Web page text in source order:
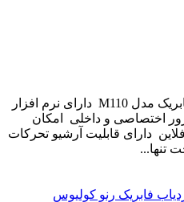
خرید ردیاب خودرو ریرا ردیاب فابریک مدل M110 دارای نرم افزار
اختصاصی و داخلی امکان
دارای قابلیت آرشیو تحرکات